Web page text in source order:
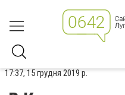
17:37, 15 грудня 2019 р.